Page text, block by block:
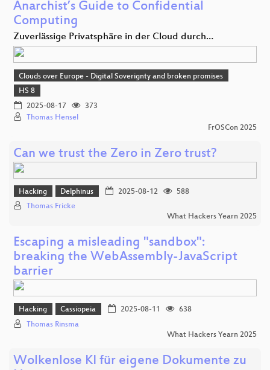
Anarchist’s Guide to Confidential
Computing
Zuverlässige Privatsphäre in der Cloud durch…
Clouds over Europe - Digital Soverignty and broken promises
HS 8
2025-08-17
373
Thomas Hensel
FrOSCon 2025
Can we trust the Zero in Zero trust?
Hacking Delphinus 2025-08-12
588
Thomas Fricke
What Hackers Yearn 2025
Escaping a misleading "sandbox":
breaking the WebAssembly-JavaScript
barrier
Hacking Cassiopeia 2025-08-11
638
Thomas Rinsma
What Hackers Yearn 2025
Wolkenlose KI für eigene Dokumente zu